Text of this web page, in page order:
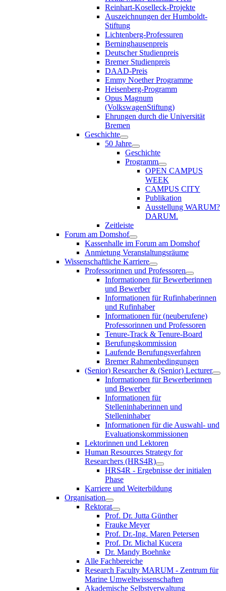
Reinhart-Koselleck-Projekte
Auszeichnungen der Humboldt-
Stiftung
Lichtenberg-Professuren
Berninghausenpreis
Deutscher Studienpreis
Bremer Studienpreis
DAAD-Preis
Emmy Noether Programme
Heisenberg-Programm
Opus Magnum
(VolkswagenStiftung)
Ehrungen durch die Universität
Bremen
Geschichte
50 Jahre
Geschichte
Programm
OPEN CAMPUS
WEEK
CAMPUS CITY
Publikation
Ausstellung WARUM?
DARUM.
Zeitleiste
Forum am Domshof
Kassenhalle im Forum am Domshof
Anmietung Veranstaltungsräume
Wissenschaftliche Karriere
Professorinnen und Professoren
Informationen für Bewerberinnen
und Bewerber
Informationen für Rufinhaberinnen
und Rufinhaber
Informationen für (neuberufene)
Professorinnen und Professoren
Tenure-Track & Tenure-Board
Berufungskommission
Laufende Berufungsverfahren
Bremer Rahmenbedingungen
(Senior) Researcher & (Senior) Lecturer
Informationen für Bewerberinnen
und Bewerber
Informationen für
Stelleninhaberinnen und
Stelleninhaber
Informationen für die Auswahl- und
Evaluationskommissionen
Lektorinnen und Lektoren
Human Resources Strategy for
Researchers (HRS4R)
HRS4R - Ergebnisse der initialen
Phase
Karriere und Weiterbildung
Organisation
Rektorat
Prof. Dr. Jutta Günther
Frauke Meyer
Prof. Dr.-Ing. Maren Petersen
Prof. Dr. Michal Kucera
Dr. Mandy Boehnke
Alle Fachbereiche
Research Faculty MARUM - Zentrum für
Marine Umweltwissenschaften
Akademische Selbstverwaltung